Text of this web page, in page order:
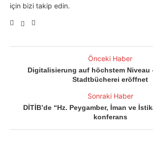
için bizi takip edin.
Önceki Haber
Digitalisierung auf höchstem Niveau
Stadtbücherei eröffnet
Sonraki Haber
DİTİB’de “Hz. Peygamber, İman ve
konferans